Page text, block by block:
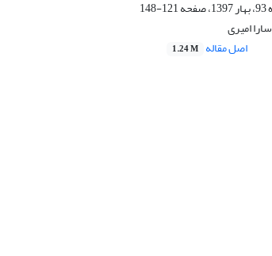
121-148
امیری
اصل مقاله 1.24 M